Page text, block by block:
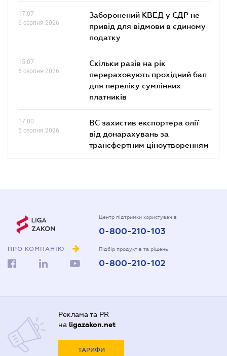
17.07
6 серпня 2026
Заборонений КВЕД у ЄДР не
привід для відмови в єдиному
податку
15.07
6 серпня 2026
Скільки разів на рік
перераховують прохідний бал
для переліку сумлінних
платників
17.00
5 серпня 2026
ВС захистив експортера олії
від донарахувань за
трансфертним ціноутворенням
ПРО КОМПАНІЮ
Центр підтримки користувачів
0-800-210-103
Підбір продуктів та рішень
0-800-210-102
Реклама та PR
на ligazakon.net
ТАРИФИ